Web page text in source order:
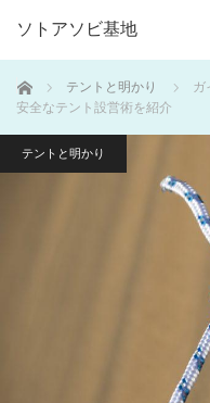
ソトアソビ基地
ホーム テントと明かり
ガ
安全なテント設営術を紹介
テントと明かり